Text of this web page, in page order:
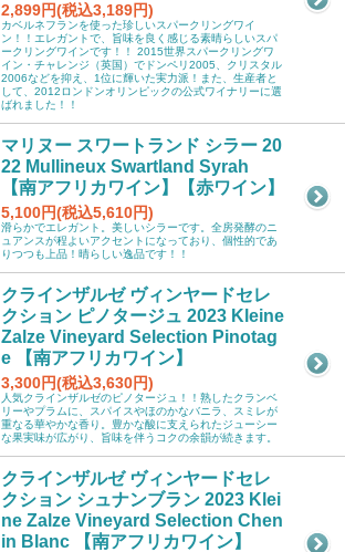
2,899円(税込3,189円)
カベルネフランを使った珍しいスパークリングワイ
ン！！エレガントで、旨味を良く感じる素晴らしいスパ
ークリングワインです！！ 2015世界スパークリングワ
イン・チャレンジ（英国）でドンペリ2005、クリスタル
2006などを抑え、1位に輝いた実力派！また、生産者と
して、2012ロンドンオリンピックの公式ワイナリーに選
ばれました！！
マリヌー スワートランド シラー 20
22 Mullineux Swartland Syrah
【南アフリカワイン】【赤ワイン】
5,100円(税込5,610円)
滑らかでエレガント。美しいシラーです。全房発酵のニ
ュアンスが程よいアクセントになっており、個性的であ
りつつも上品！晴らしい逸品です！！
クラインザルゼ ヴィンヤードセレ
クション ピノタージュ 2023 Kleine
Zalze Vineyard Selection Pinotag
e 【南アフリカワイン】
3,300円(税込3,630円)
人気クラインザルゼのピノタージュ！！熟したクランベ
リーやプラムに、スパイスやほのかなバニラ、スミレが
重なる華やかな香り。豊かな酸に支えられたジューシー
な果実味が広がり、旨味を伴うコクの余韻が続きます。
クラインザルゼ ヴィンヤードセレ
クション シュナンブラン 2023 Klei
ne Zalze Vineyard Selection Chen
in Blanc 【南アフリカワイン】